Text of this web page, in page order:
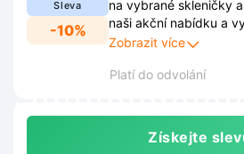
Sleva
-10%
na vybrané skleničky
naši akční nabídku a
do vaší sbírky za
Zobrazit více
Platí do odvolání
Získejte